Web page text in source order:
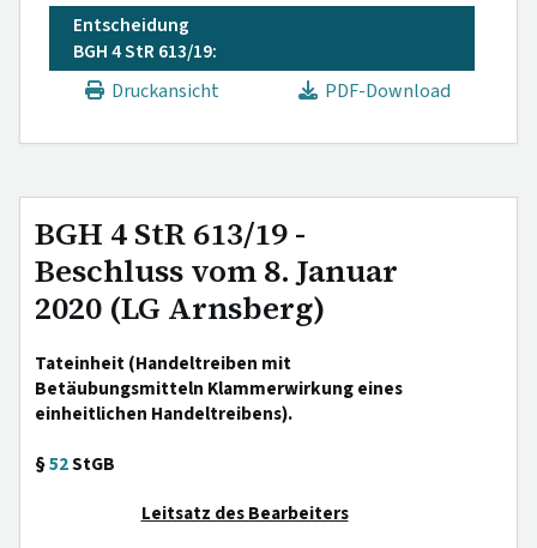
Entscheidung
BGH 4 StR 613/19:
Druckansicht
PDF-Download
BGH 4 StR 613/19 -
Beschluss vom 8. Januar
2020 (LG Arnsberg)
Tateinheit (Handeltreiben mit
Betäubungsmitteln Klammerwirkung eines
einheitlichen Handeltreibens).
§52StGB
Leitsatz des Bearbeiters